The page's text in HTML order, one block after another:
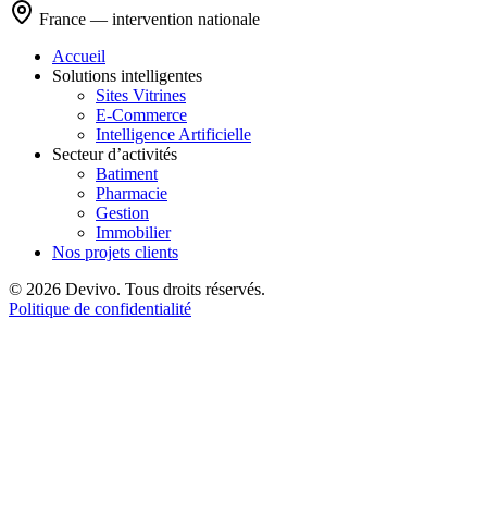
France — intervention nationale
Accueil
Solutions intelligentes
Sites Vitrines
E-Commerce
Intelligence Artificielle
Secteur d’activités
Batiment
Pharmacie
Gestion
Immobilier
Nos projets clients
© 2026 Devivo. Tous droits réservés.
Politique de confidentialité